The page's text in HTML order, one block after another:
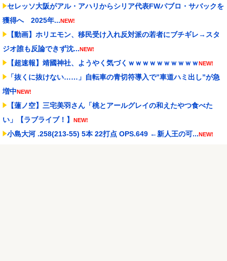
セレッソ大阪がアル・アハリからシリア代表FWパブロ・サバックを
獲得へ 2025年...NEW!
【動画】ホリエモン、移民受け入れ反対派の若者にブチギレ→スタ
ジオ誰も反論できず沈...NEW!
【超速報】靖國神社、ようやく気づくｗｗｗｗｗｗｗｗｗｗNEW!
「抜くに抜けない……」自転車の青切符導入で”車道ハミ出し”が急
増中NEW!
【蓮ノ空】三宅美羽さん「桃とアールグレイの和えたやつ食べた
い」【ラブライブ！】
NEW!
小島大河 .258(213-55) 5本 22打点 OPS.649 ←新人王の可...NEW!